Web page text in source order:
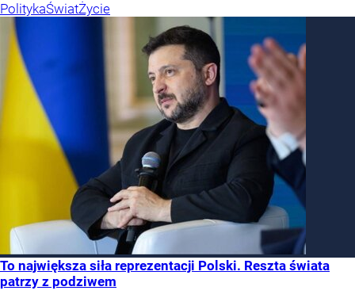
PolitykaŚwiatŻycie
To największa siła reprezentacji Polski. Reszta świata
patrzy z podziwem